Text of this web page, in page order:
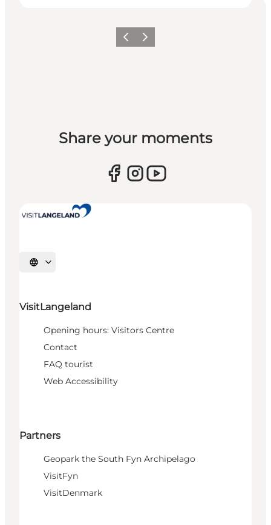
Previous
Next
Share your moments
Select language
VisitLangeland
Opening hours: Visitors Centre
Contact
FAQ tourist
Web Accessibility
Partners
Geopark the South Fyn Archipelago
VisitFyn
VisitDenmark